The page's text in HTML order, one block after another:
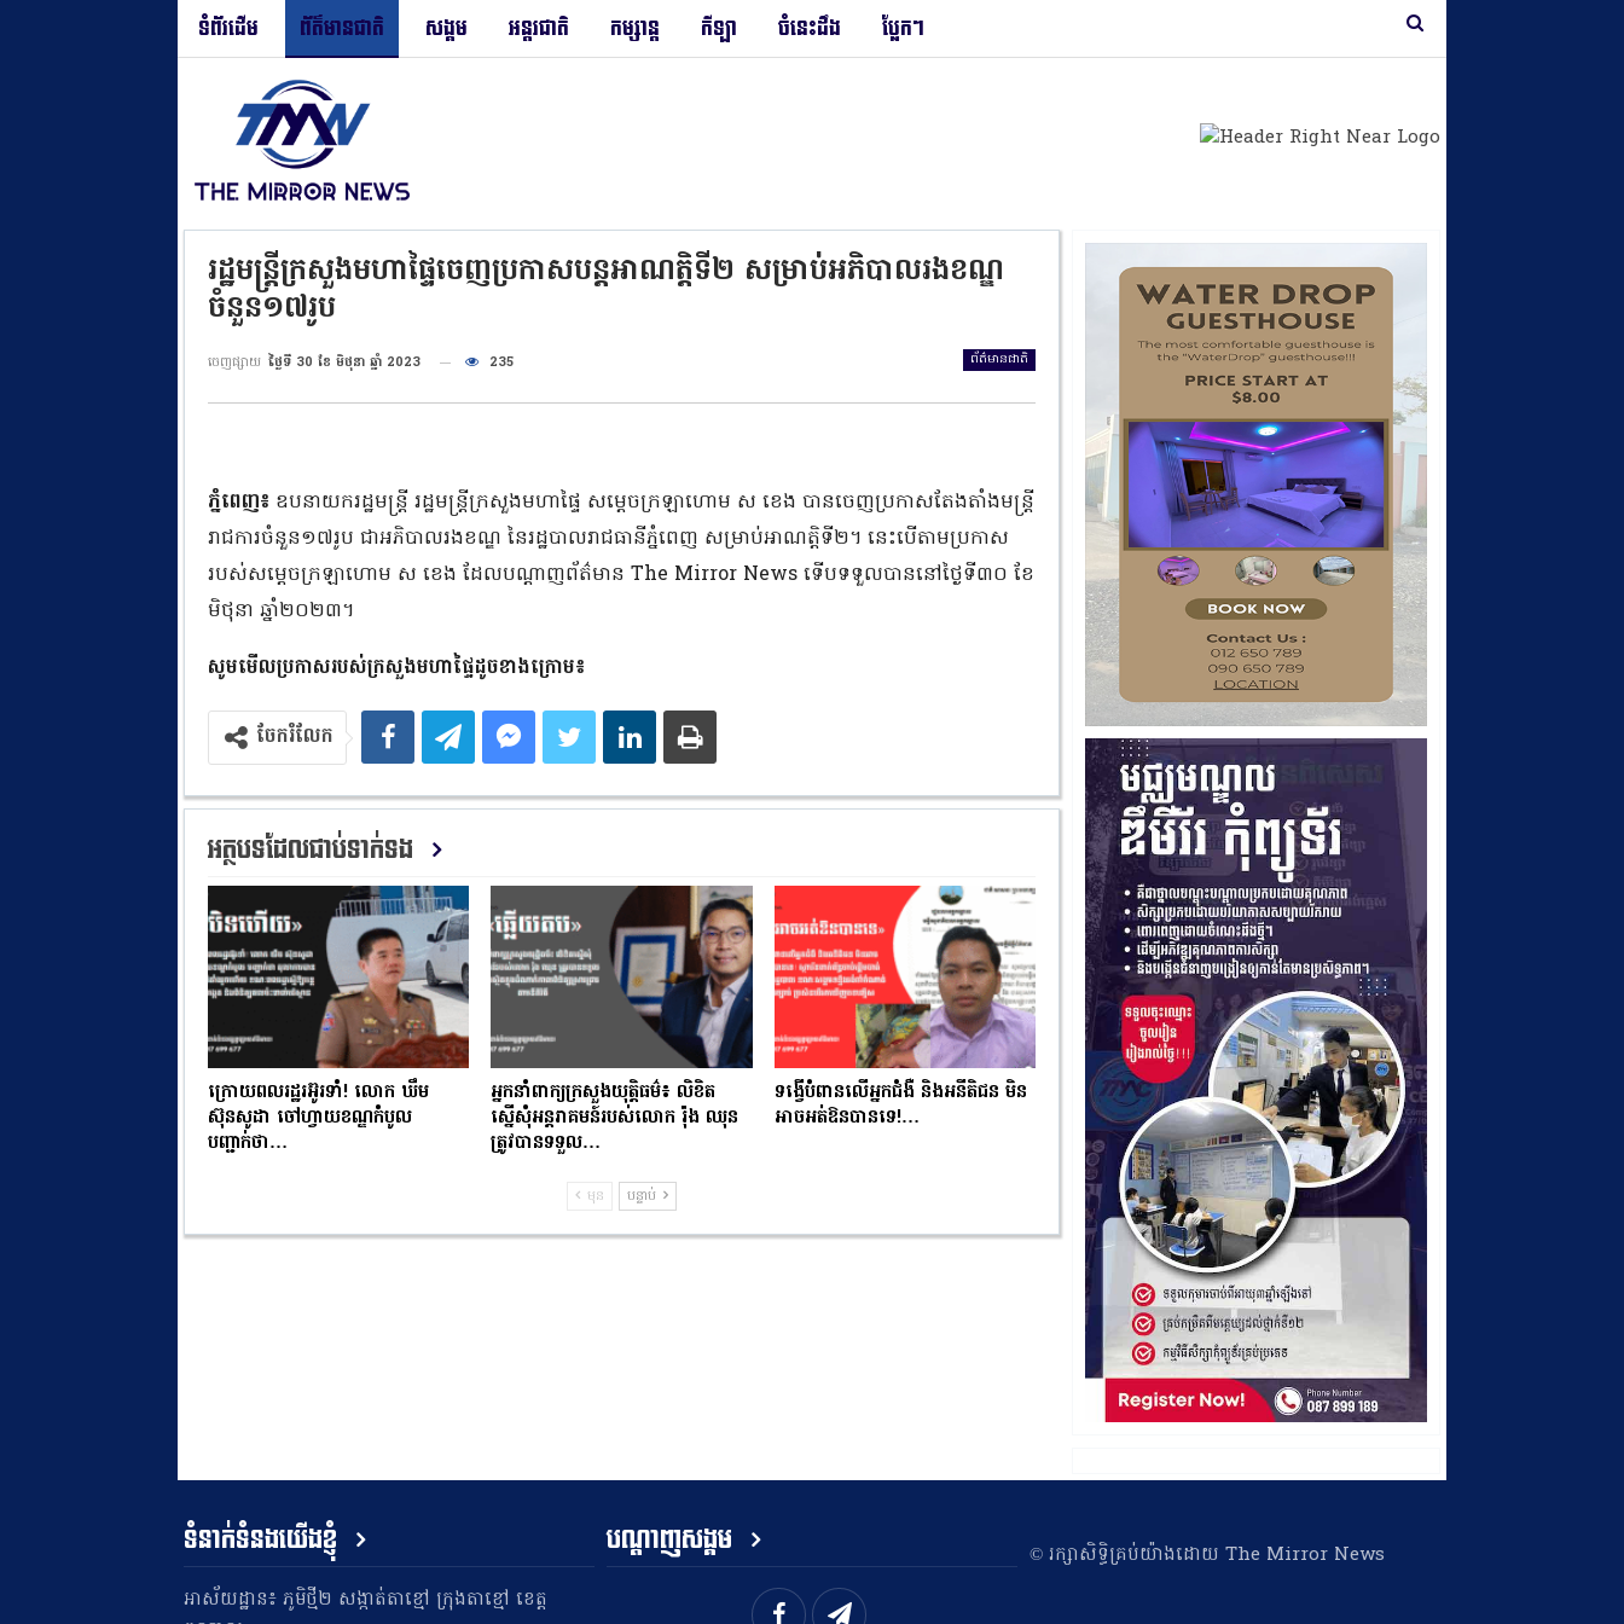
ទំព័រដើម ព័ត៌មានជាតិ សង្គម អន្តរជាតិ កម្សាន្ត កីឡា ចំនេះដឹង ប្លែកៗ
រដ្ឋមន្ដ្រីក្រសួងមហាផ្ទៃចេញប្រកាសបន្ដអាណត្តិទី២ សម្រាប់អភិបាលរងខណ្ឌ
ចំនួន១៧រូប
ព័ត៌មានជាតិ
ចេញផ្សាយ ថ្ងៃទី 30 ខែ មិថុនា ឆ្នាំ 2023 235
ភ្នំពេញ៖ ឧបនាយករដ្ឋមន្ដ្រី រដ្ឋមន្ដ្រីក្រសួងមហាផ្ទៃ សម្ដេចក្រឡាហោម ស ខេង បានចេញប្រកាសតែងតាំងមន្ដ្រី
រាជការចំនួន១៧រូប ជាអភិបាលរងខណ្ឌ នៃរដ្ឋបាលរាជធានីភ្នំពេញ សម្រាប់អាណត្តិទី២។ នេះបើតាមប្រកាស
របស់សម្ដេចក្រឡាហោម ស ខេង ដែលបណ្ដាញព័ត៌មាន The Mirror News ទើបទទួលបាននៅថ្ងៃទី៣០ ខែ
មិថុនា ឆ្នាំ២០២៣។
សូមមើលប្រកាសរបស់ក្រសួងមហាផ្ទៃដូចខាងក្រោម៖
ចែករំលែក
អត្ថបទដែលជាប់ទាក់ទង
ក្រោយពលរដ្ឋរអ៊ូរទាំ! លោក ឃឹម
ស៊ុនសូដា ចៅហ្វាយខណ្ឌកំបូល
បញ្ជាក់ថា…
អ្នកនាំពាក្យក្រសួងយុត្តិធម៌៖ លិខិត
ស្នើសុំអន្តរាគមន៍របស់លោក រ៉ុង ឈុន
ត្រូវបានទទួល…
ទង្វើបំពានលើអ្នកជំងឺ និងអនីតិជន មិន
អាចអត់ឱនបានទេ!…
មុន បន្ទាប់
ទំនាក់ទំនងយើងខ្ញុំ
អាស័យដ្ឋាន៖ ភូមិថ្មី២ សង្កាត់តាខ្មៅ ក្រុងតាខ្មៅ ខេត្ត
បណ្តាញសង្គម ​© រក្សា​សិទ្ធិ​គ្រប់​យ៉ាង​ដោយ​ The Mirror News